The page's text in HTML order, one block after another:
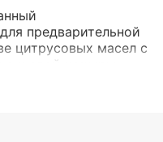
предварительной
цитрусовых масел с
среду, достаточно